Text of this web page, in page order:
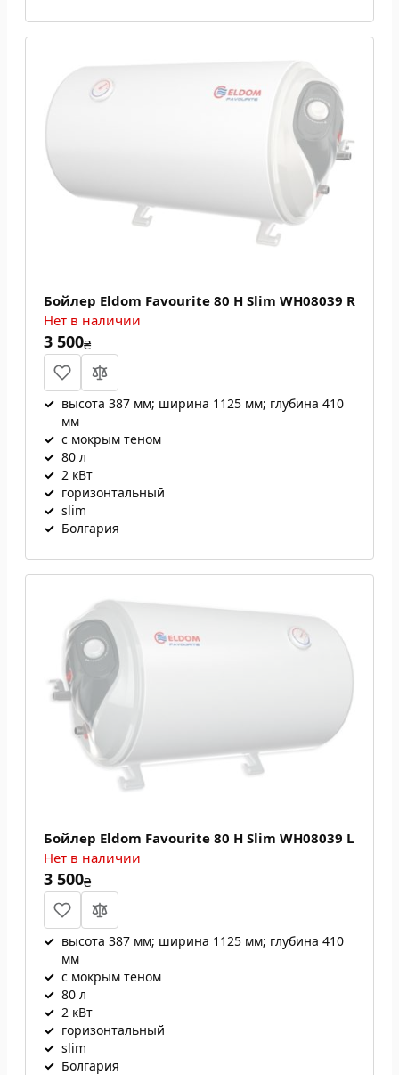
Бойлер Eldom Favourite 80 H Slim WH08039 R
Нет в наличии
3 500₴
✓ высота 387 мм; ширина 1125 мм; глубина 410
мм
✓ с мокрым теном
✓ 80 л
✓ 2 кВт
✓ горизонтальный
✓ slim
✓ Болгария
Бойлер Eldom Favourite 80 H Slim WH08039 L
Нет в наличии
3 500₴
✓ высота 387 мм; ширина 1125 мм; глубина 410
мм
✓ с мокрым теном
✓ 80 л
✓ 2 кВт
✓ горизонтальный
✓ slim
✓ Болгария